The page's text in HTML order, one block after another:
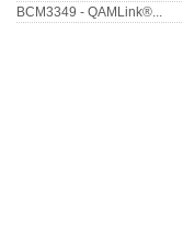
BCM3349 - QAMLink®...